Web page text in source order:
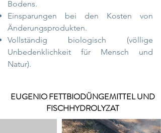
Bodens.
Einsparungen bei den Kosten von
Änderungsprodukten.
Vollständig biologisch (völlige
Unbedenklichkeit für Mensch und
Natur).
EUGENIO FETTBIODÜNGEMITTEL UND
FISCHHYDROLYZAT